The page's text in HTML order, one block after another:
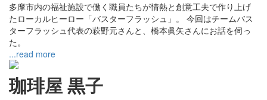
多摩市内の福祉施設で働く職員たちが情熱と創意工夫で作り上げ
たローカルヒーロー「バスターフラッシュ」。 今回はチームバス
ターフラッシュ代表の萩野元さんと、橋本眞矢さんにお話を伺っ
た。
...read more
珈琲屋 黒子